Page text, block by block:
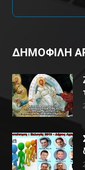
ΔΗΜΟΦΙΛΗ